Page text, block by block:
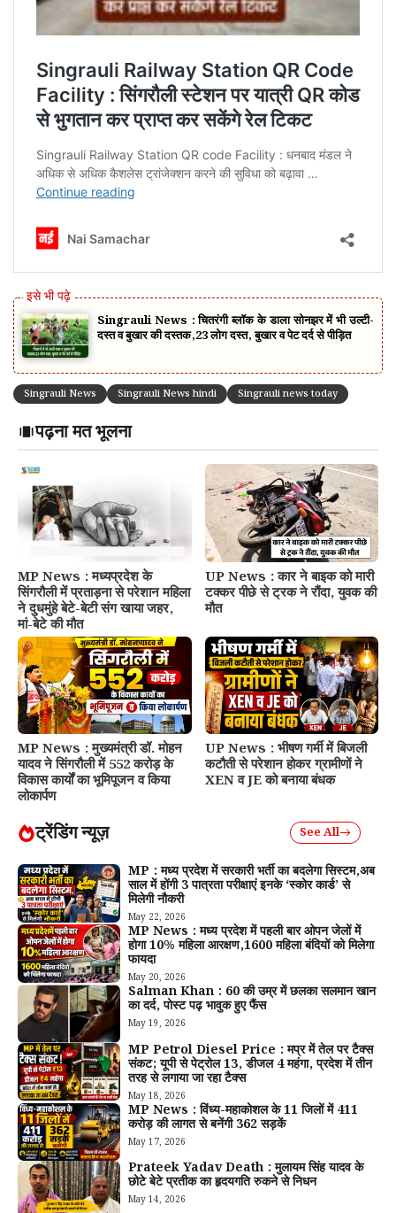
Singrauli News : चितरंगी ब्लॉक के डाला सोनझर में भी उल्टी-
दस्त व बुखार की दस्तक,23 लोग दस्त, बुखार व पेट दर्द से पीड़ित
Singrauli News Singrauli News hindi Singrauli news today
पढ़ना मत भूलना
MP News : मध्यप्रदेश के
सिंगरौली में प्रताड़ना से परेशान महिला
ने दुधमुंहे बेटे-बेटी संग खाया जहर,
मां-बेटे की मौत
UP News : कार ने बाइक को मारी
टक्कर पीछे से ट्रक ने रौंदा, युवक की
मौत
MP News : मुख्यमंत्री डॉ. मोहन
यादव ने सिंगरौली में 552 करोड़ के
विकास कार्यों का भूमिपूजन व किया
लोकार्पण
UP News : भीषण गर्मी में बिजली
कटौती से परेशान होकर ग्रामीणों ने
XEN व JE को बनाया बंधक
ट्रेंडिंग न्यूज़ See All
MP : मध्य प्रदेश में सरकारी भर्ती का बदलेगा सिस्टम,अब
साल में होंगी 3 पात्रता परीक्षाएं इनके ‘स्कोर कार्ड’ से
मिलेगी नौकरी
May 22, 2026
MP News : मध्य प्रदेश में पहली बार ओपन जेलों में
होगा 10% महिला आरक्षण,1600 महिला बंदियों को मिलेगा
फायदा
May 20, 2026
Salman Khan : 60 की उम्र में छलका सलमान खान
का दर्द, पोस्ट पढ़ भावुक हुए फैंस
May 19, 2026
MP Petrol Diesel Price : मप्र में तेल पर टैक्स
संकट; यूपी से पेट्रोल ₹13, डीजल ₹4 महंगा, प्रदेश में तीन
तरह से लगाया जा रहा टैक्स
May 18, 2026
MP News : विंध्य-महाकोशल के 11 जिलों में 411
करोड़ की लागत से बनेंगी 362 सड़कें
May 17, 2026
Prateek Yadav Death : मुलायम सिंह यादव के
छोटे बेटे प्रतीक का हृदयगति रुकने से निधन
May 14, 2026